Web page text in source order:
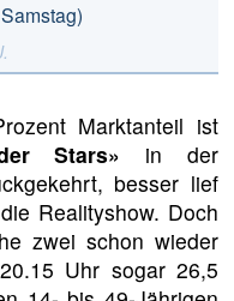
Marktanteil ist
Stars» in der
besser lief
Realityshow. Doch
zwei schon wieder
Uhr sogar 26,5